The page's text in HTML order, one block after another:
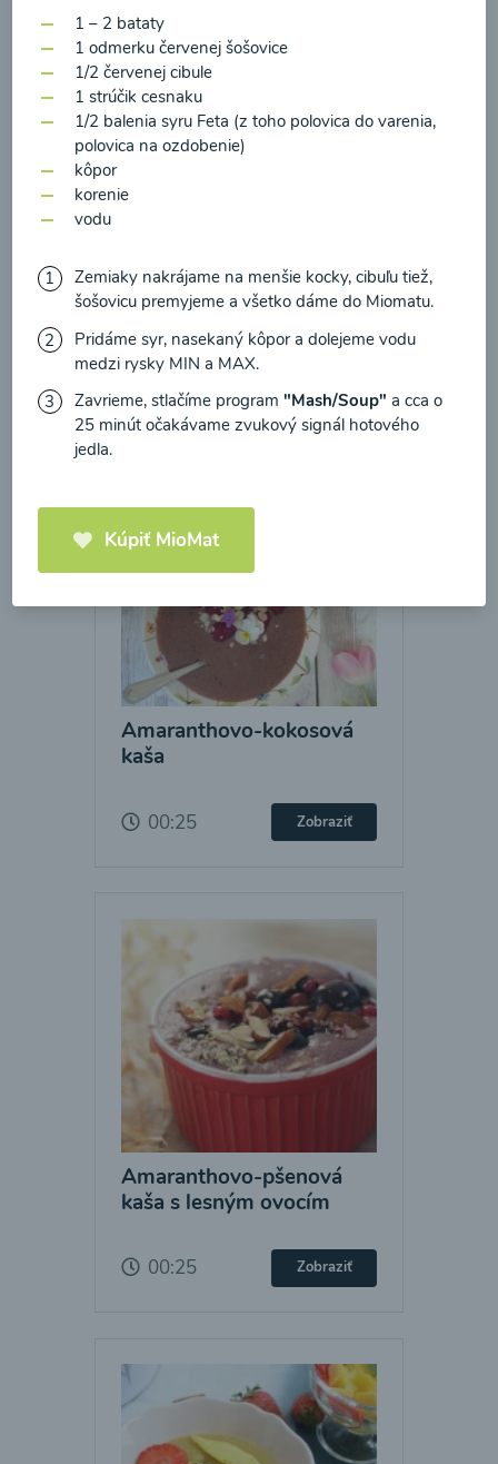
Brokolicové cappuccino
00:25
Načítať ďalšie
Kaše
Amaranthovo-kokosová
kaša
00:25 Zobraziť
Amaranthovo-pšenová
kaša s lesným ovocím
00:25 Zobraziť
1 – 2 bataty
1 odmerku červenej šošovice
1/2 červenej cibule
1 strúčik cesnaku
1/2 balenia syru Feta (z toho polovica do varenia,
polovica na ozdobenie)
kôpor
korenie
vodu
Zemiaky nakrájame na menšie kocky, cibuľu tiež,
šošovicu premyjeme a všetko dáme do Miomatu.
Pridáme syr, nasekaný kôpor a dolejeme vodu
medzi rysky MIN a MAX.
Zavrieme, stlačíme program"Mash/Soup" a cca o
25 minút očakávame zvukový signál hotového
jedla.
Kúpiť MioMat
prečítal(a)
informácie o Ochrane osobných
údajova súhlasím s nimi.
Súhlasím